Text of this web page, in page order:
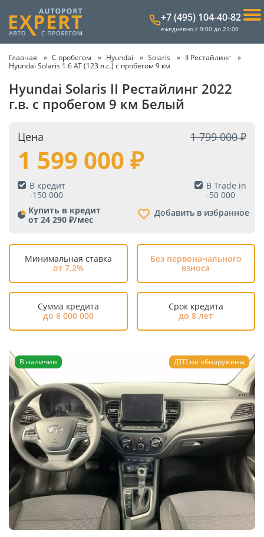
+7 (495) 104-40-82
ежедневно с 9:00 до 21:00
Главная С пробегом Hyundai Solaris
II Рестайлинг
Hyundai Solaris 1.6 AT (123 л.с.) с пробегом 9 км
Hyundai Solaris II Рестайлинг 2022
г.в. с пробегом 9 км Белый
Цена 1 799 000
1 599 000
В кредит
-150 000
В Trade in
-50 000
Купить в кредит
от 24 290 ₽/мес
Добавить в избранное
Минимальная ставка
от 7.2%
Без первоначального
взноса
Сумма кредита
до 8 000 000
Срок кредита
до 8 лет
В наличии ДТП не обнаружены